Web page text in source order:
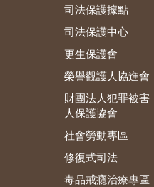
司法保護據點
司法保護中心
更生保護會
榮譽觀護人協進會
財團法人犯罪被害
人保護協會
社會勞動專區
修復式司法
毒品戒癮治療專區